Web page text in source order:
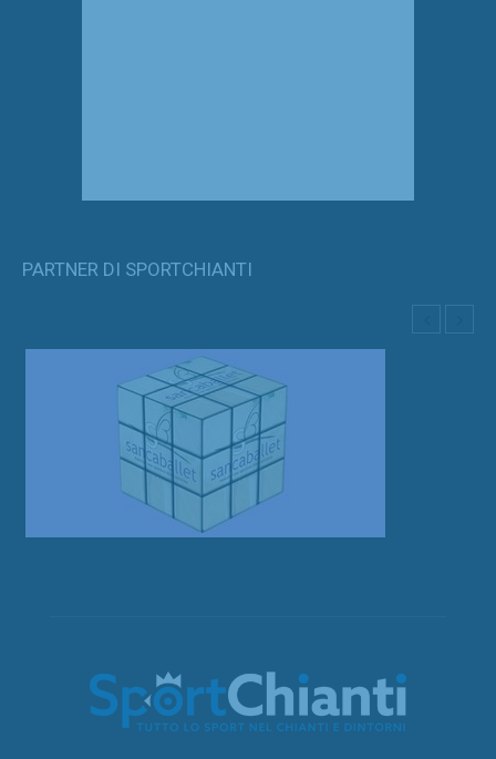
PARTNER DI SPORTCHIANTI